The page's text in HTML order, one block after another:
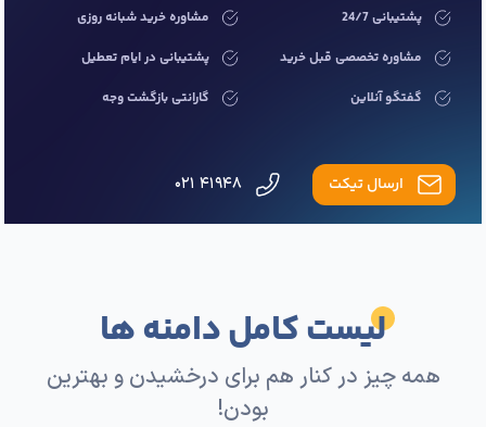
پشتیبانی 24/7
مشاوره خرید شبانه روزی
مشاوره تخصصی قبل خرید
پشتیبانی در ایام تعطیل
گفتگو آنلاین
گارانتی بازگشت وجه
ارسال تیکت
لیست کامل دامنه ها
همه چیز در کنار هم برای درخشیدن و بهترین
بودن!